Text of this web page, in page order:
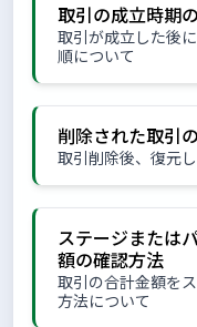
取引の成立時期
取引が成立した後
順について
削除された取引
取引削除後、復元
ステージまたは
額の確認方法
取引の合計金額を
方法について